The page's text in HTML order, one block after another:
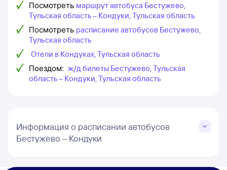
Посмотреть маршрут автобуса Бестужево,
Тульская область – Кондуки, Тульская область
Посмотреть расписание автобусов Бестужево,
Тульская область
Отели в Кондуках, Тульская область
Поездом: ж/д билеты Бестужево, Тульская
область – Кондуки, Тульская область
Информация о расписании автобусов
Бестужево – Кондуки